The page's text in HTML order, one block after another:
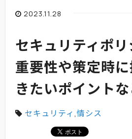
2023.11.28
セキュリティポリ
重要性や策定時
きたいポイント
セキュリティ,情シス